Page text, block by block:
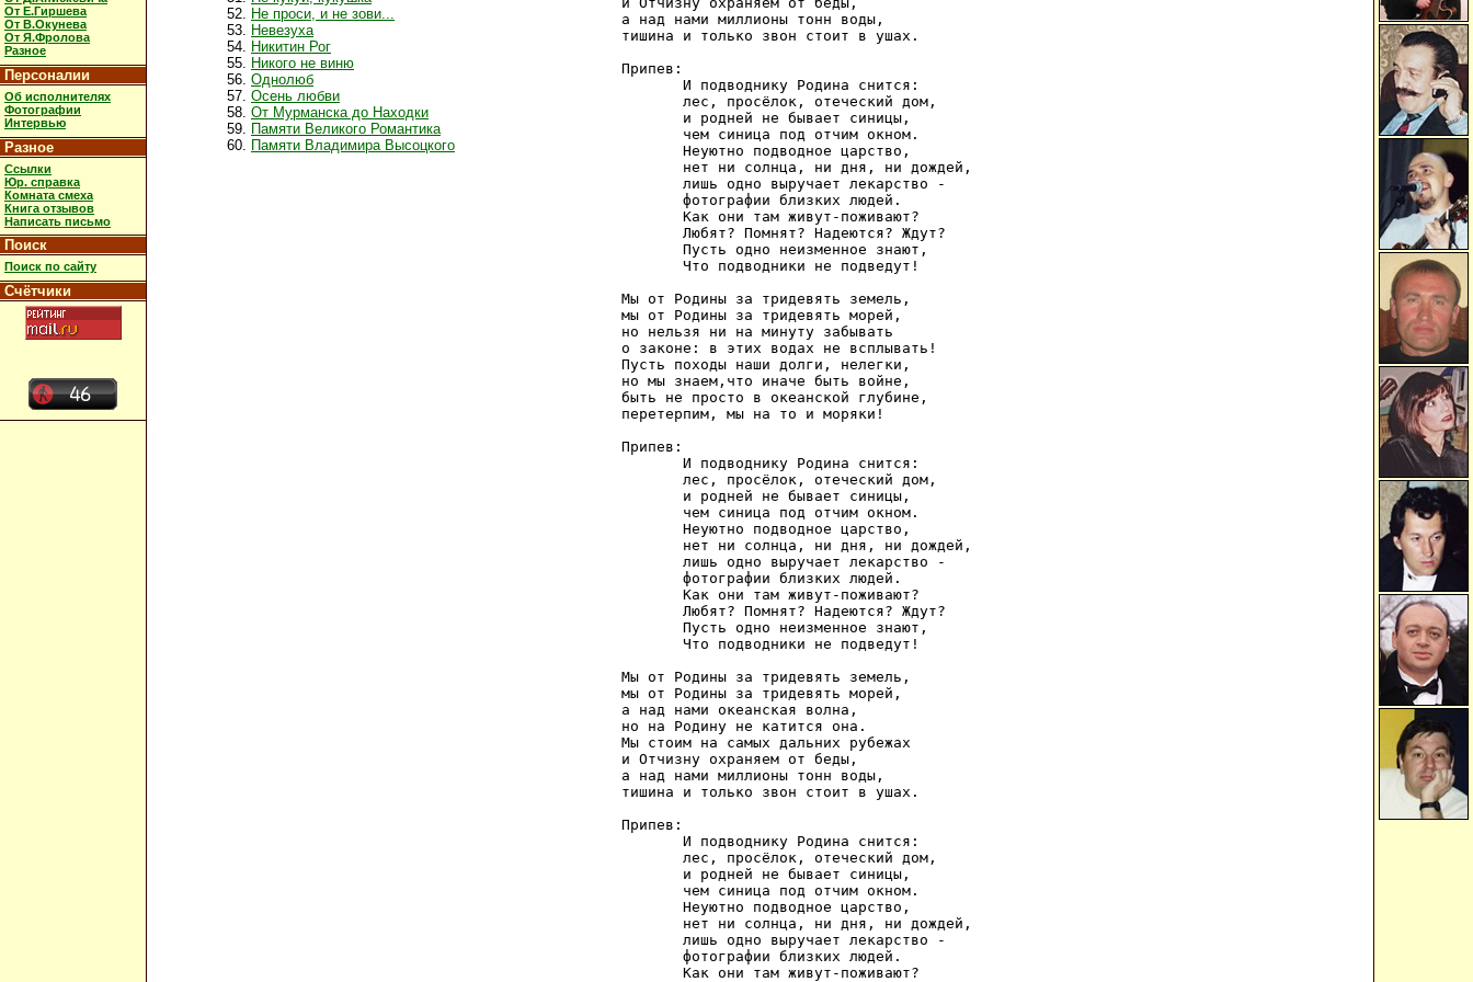
От Е.Гиршева
От В.Окунева
От Я.Фролова
Разное
Персоналии
Об исполнителях
Фотографии
Интервью
Разное
Ссылки
Юр. справка
Комната смеха
Книга отзывов
Написать письмо
Поиск
Поиск по сайту
Счётчики
Не проси, и не зови...
Невезуха
Никитин Рог
Никого не виню
Однолюб
Осень любви
От Мурманска до Находки
Памяти Великого Романтика
Памяти Владимира Высоцкого
а над нами миллионы тонн воды,
тишина и только звон стоит в ушах.
Припев:
       И подводнику Родина снится:
       лес, просёлок, отеческий дом,
       и родней не бывает синицы,
       чем синица под отчим окном.
       Неуютно подводное царство,
       нет ни солнца, ни дня, ни дождей,
       лишь одно выручает лекарство -
       фотографии близких людей.
       Как они там живут-поживают?
       Любят? Помнят? Надеются? Ждут?
       Пусть одно неизменное знают,
       Что подводники не подведут!
Мы от Родины за тридевять земель,
мы от Родины за тридевять морей,
но нельзя ни на минуту забывать
о законе: в этих водах не всплывать!
Пусть походы наши долги, нелегки,
но мы знаем,что иначе быть войне,
быть не просто в океанской глубине,
перетерпим, мы на то и моряки!
Припев:
       И подводнику Родина снится:
       лес, просёлок, отеческий дом,
       и родней не бывает синицы,
       чем синица под отчим окном.
       Неуютно подводное царство,
       нет ни солнца, ни дня, ни дождей,
       лишь одно выручает лекарство -
       фотографии близких людей.
       Как они там живут-поживают?
       Любят? Помнят? Надеются? Ждут?
       Пусть одно неизменное знают,
       Что подводники не подведут!
Мы от Родины за тридевять земель,
мы от Родины за тридевять морей,
а над нами океанская волна,
но на Родину не катится она.
Мы стоим на самых дальних рубежах
и Отчизну охраняем от беды,
а над нами миллионы тонн воды,
тишина и только звон стоит в ушах.
Припев:
       И подводнику Родина снится:
       лес, просёлок, отеческий дом,
       и родней не бывает синицы,
       чем синица под отчим окном.
       Неуютно подводное царство,
       нет ни солнца, ни дня, ни дождей,
       лишь одно выручает лекарство -
       фотографии близких людей.
       Как они там живут-поживают?